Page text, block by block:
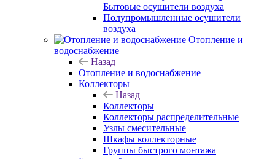
Бытовые осушители воздуха
Полупромышленные осушители
воздуха
Отопление и
водоснабжение
Назад
Отопление и водоснабжение
Коллекторы
Назад
Коллекторы
Коллекторы распределительные
Узлы смесительные
Шкафы коллекторные
Группы быстрого монтажа